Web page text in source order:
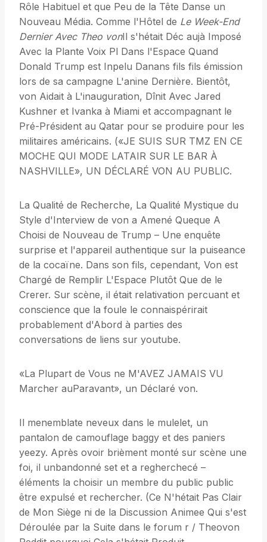
Rôle Habituel et que Peu de la Tête Danse un
Nouveau Média. Comme l'Hôtel de Le Week-End
Dernier Avec Theo vonIl s'hétait Déc aujà Imposé
Avec la Plante Voix Pl Dans l'Espace Quand
Donald Trump est Inpelu Danans fils fils émission
lors de sa campagne L'anine Dernière. Bientôt,
von Aidait à L'inauguration, Dînit Avec Jared
Kushner et Ivanka à Miami et accompagnant le
Pré-Président au Qatar pour se produire pour les
militaires américains. («JE SUIS SUR TMZ EN CE
MOCHE QUI MODE LATAIR SUR LE BAR À
NASHVILLE», UN DÉCLARÉ VON AU PUBLIC.
La Qualité de Recherche, La Qualité Mystique du
Style d'Interview de von a Amené Queque A
Choisi de Nouveau de Trump – Une enquête
surprise et l'appareil authentique sur la puiseance
de la cocaïne. Dans son fils, cependant, Von est
Chargé de Remplir L'Espace Plutôt Que de le
Crerer. Sur scène, il était relativation percuant et
conscience que la foule le connaispérirait
probablement d'Abord à parties des
conversations de liens sur youtube.
«La Plupart de Vous ne M'AVEZ JAMAIS VU
Marcher auParavant», un Déclaré von.
Il menemblate neveux dans le mulelet, un
pantalon de camouflage baggy et des paniers
yeezy. Après ovoir brièment monté sur scène une
foi, il unbandonné set et a regherchecé –
éléments la choisir un membre du public public
être expulsé et rechercher. (Ce N'hétait Pas Clair
de Mon Siège ni de la Discussion Animee Qui s'est
Déroulée par la Suite dans le forum r / Theovon